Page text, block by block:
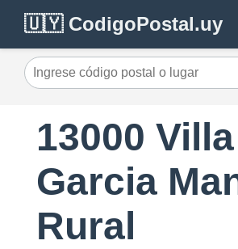
🇺🇾 CodigoPostal.uy
13000 Villa
Garcia
Rural